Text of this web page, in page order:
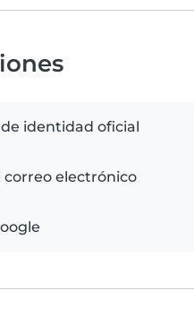
identidad oficial
correo electrónico